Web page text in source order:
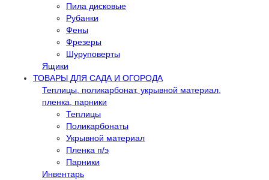
Пила дисковые
Рубанки
Фены
Фрезеры
Шуруповерты
Ящики
ТОВАРЫ ДЛЯ САДА И ОГОРОДА
Теплицы, поликарбонат, укрывной материал,
пленка, парники
Теплицы
Поликарбонаты
Укрывной материал
Пленка п/э
Парники
Инвентарь